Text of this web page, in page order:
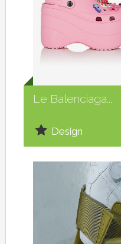
Le Balenciaga...
Design